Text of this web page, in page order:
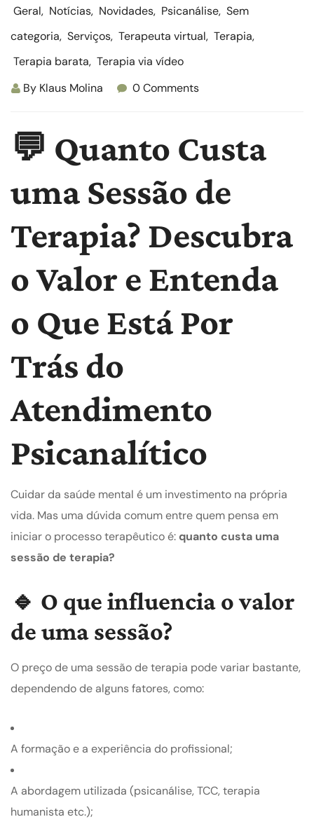
Geral, Notícias, Novidades, Psicanálise, Sem
categoria, Serviços, Terapeuta virtual, Terapia,
Terapia barata, Terapia via vídeo
By Klaus Molina 0 Comments
💬 Quanto Custa
uma Sessão de
Terapia? Descubra
o Valor e Entenda
o Que Está Por
Trás do
Atendimento
Psicanalítico
Cuidar da saúde mental é um investimento na própria
vida. Mas uma dúvida comum entre quem pensa em
iniciar o processo terapêutico é: quanto custa uma
sessão de terapia?
🔹 O que influencia o valor
de uma sessão?
O preço de uma sessão de terapia pode variar bastante,
dependendo de alguns fatores, como:
A formação e a experiência do profissional;
A abordagem utilizada (psicanálise, TCC, terapia
humanista etc.);